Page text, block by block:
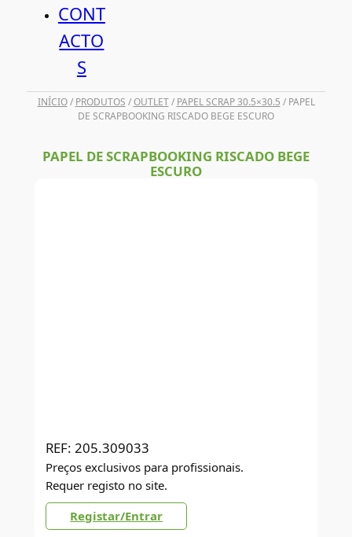
CONT
ACTO
S
INÍCIO/ PRODUTOS /OUTLET/ PAPEL SCRAP 30.5×30.5 / PAPEL
DE SCRAPBOOKING RISCADO BEGE ESCURO
PAPEL DE SCRAPBOOKING RISCADO BEGE
ESCURO
REF: 205.309033
Preços exclusivos para profissionais.
Requer registo no site.
Registar/Entrar